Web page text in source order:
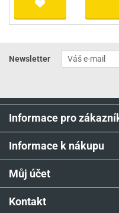
Newsletter
Informace pro
Informace k nákupu
Můj účet
Kontakt